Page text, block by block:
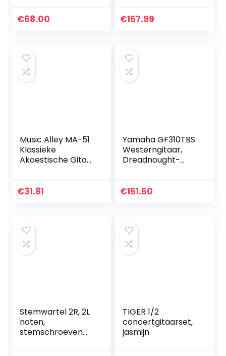
€68.00
(RST5)
€157.99
Music Alley MA-51
Klassieke
Akoestische Gitaar
Half maat
€31.81
Yamaha GF310TBS
Westerngitaar,
Dreadnought-
van Hout, Tobacco
€151.50
Stemwartel 2R, 2L
noten,
stemschroeven
TIGER 1/2
concertgitaarset,
jasmijn